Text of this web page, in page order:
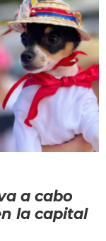
a cabo
la capital